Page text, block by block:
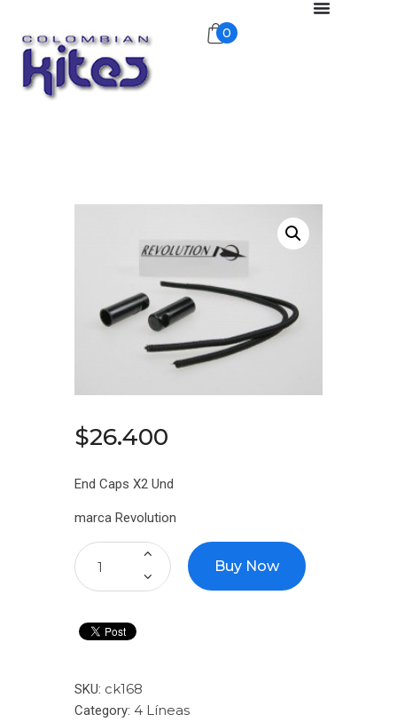
0
COLOMBIANKITES
Publicidad Aérea
Exhibiciones
Galería
$26.400
End Caps X2 Und
marca Revolution
Buy Now
SKU: ck168
Category: 4 Líneas